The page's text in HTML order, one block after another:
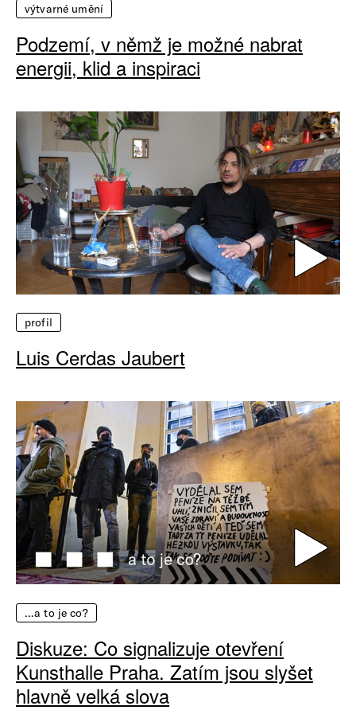
výtvarné umění
Podzemí, v němž je možné nabrat
energii, klid a inspiraci
profil
Luis Cerdas Jaubert
…a to je co?
Diskuze: Co signalizuje otevření
Kunsthalle Praha. Zatím jsou slyšet
hlavně velká slova